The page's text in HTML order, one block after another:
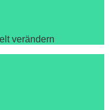
verändern